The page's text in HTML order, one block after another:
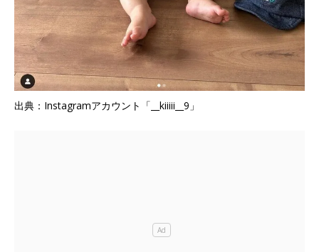
出典：Instagramアカウント「__kiiiii__9」